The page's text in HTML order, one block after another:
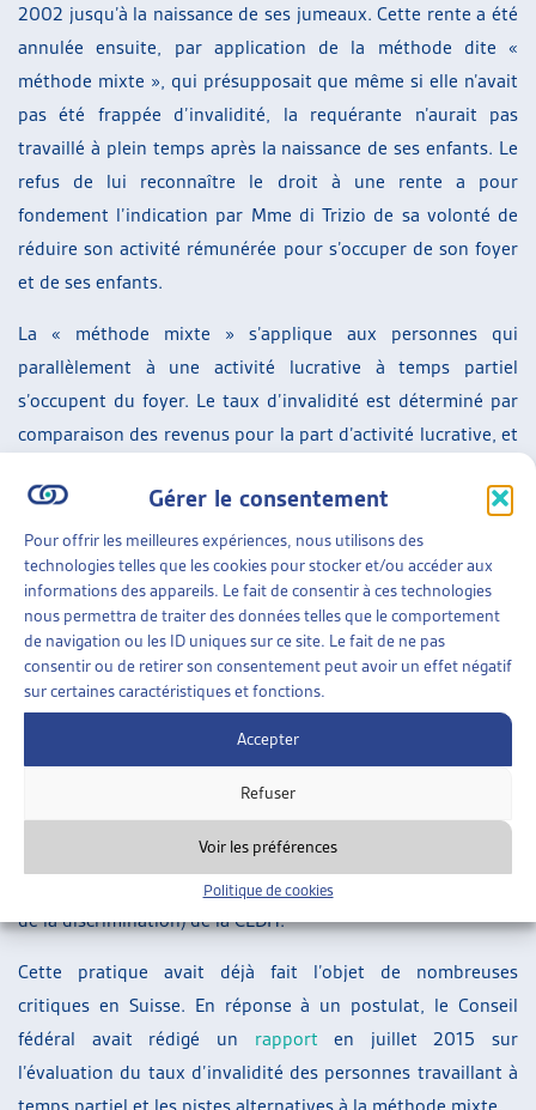
Gérer le consentement
Pour offrir les meilleures expériences, nous utilisons des
technologies telles que les cookies pour stocker et/ou accéder aux
informations des appareils. Le fait de consentir à ces technologies
nous permettra de traiter des données telles que le comportement
de navigation ou les ID uniques sur ce site. Le fait de ne pas
consentir ou de retirer son consentement peut avoir un effet négatif
sur certaines caractéristiques et fonctions.
Accepter
Refuser
Voir les préférences
Politique de cookies
2002 jusqu’à la naissance de ses jumeaux. Cette rente a été
annulée ensuite, par application de la méthode dite «
méthode mixte », qui présupposait que même si elle n’avait
pas été frappée d’invalidité, la requérante n’aurait pas
travaillé à plein temps après la naissance de ses enfants. Le
refus de lui reconnaître le droit à une rente a pour
fondement l’indication par Mme di Trizio de sa volonté de
réduire son activité rémunérée pour s’occuper de son foyer
et de ses enfants.
La « méthode mixte » s’applique aux personnes qui
parallèlement à une activité lucrative à temps partiel
s’occupent du foyer. Le taux d’invalidité est déterminé par
comparaison des revenus pour la part d’activité lucrative, et
d’ordre ménager. Cette méthode s’applique ainsi en pratique
majoritairement aux femmes (en 2013, les rentes calculées
selon cette méthode concernaient 98% de femmes et 2%
d’hommes).
Mme di Trizio s’est plaint d’une discrimination fondée sur le
sexe. La Cour a relevé qu’il est vraisemblable que si Mme di
Trizio avait travaillé à 100 % ou si elle s’était entièrement
consacrée aux tâches ménagères, elle aurait obtenu une
rente d’invalidité partielle. La Cour a ainsi jugé que pour la
grande majorité des femmes souhaitant travailler à temps
partiel à la suite de la naissance de ses enfants, la méthode
mixte s’avère discriminatoire et viole l’article 8 (interdiction
de la discrimination) de la CEDH.
Cette pratique avait déjà fait l’objet de nombreuses
critiques en Suisse. En réponse à un postulat, le Conseil
fédéral avait rédigé un rapport en juillet 2015 sur
l’évaluation du taux d’invalidité des personnes travaillant à
temps partiel et les pistes alternatives à la méthode mixte.